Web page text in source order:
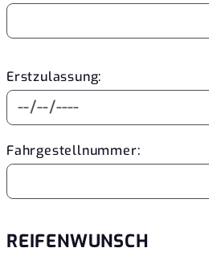
Erstzulassung:
Fahrgestellnummer:
REIFENWUNSCH